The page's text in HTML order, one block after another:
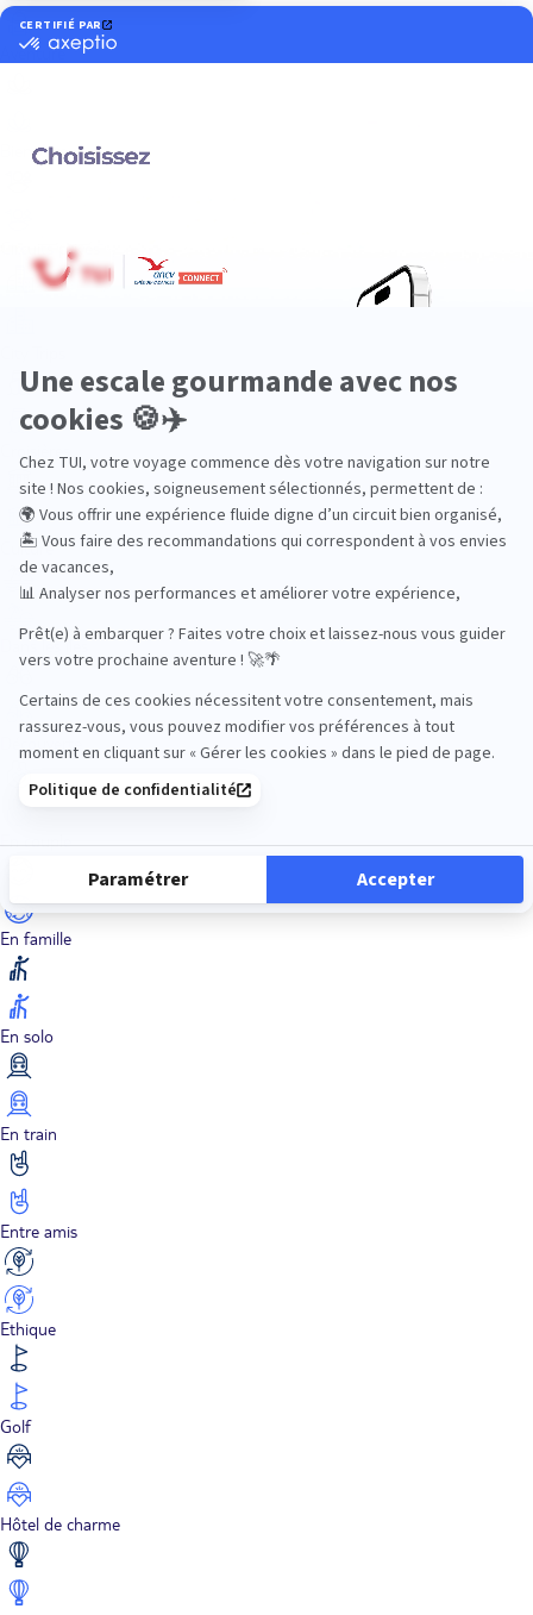
Aventure
Bien-être
Circuits privés
Croisières
Culture
Dans les îles
Découverte
En couple
En famille
En solo
En train
Entre amis
Ethique
Golf
Hôtel de charme